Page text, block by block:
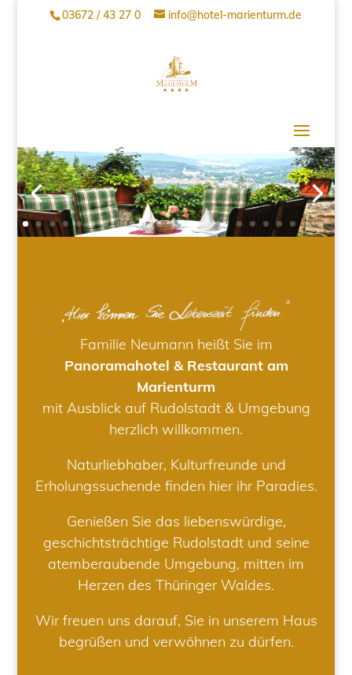
03672 / 43 27 0 info@hotel-marienturm.de
Familie Neumann heißt Sie im
Panoramahotel & Restaurant am
Marienturm
mit Ausblick auf Rudolstadt & Umgebung
herzlich willkommen.
Naturliebhaber, Kulturfreunde und
Erholungssuchende finden hier ihr Paradies.
Genießen Sie das liebenswürdige,
geschichtsträchtige Rudolstadt und seine
atemberaubende Umgebung, mitten im
Herzen des Thüringer Waldes.
Wir freuen uns darauf, Sie in unserem Haus
begrüßen und verwöhnen zu dürfen.